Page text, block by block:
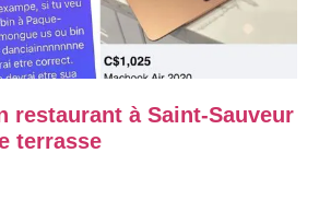
restaurant à Saint-Sauveur
terrasse